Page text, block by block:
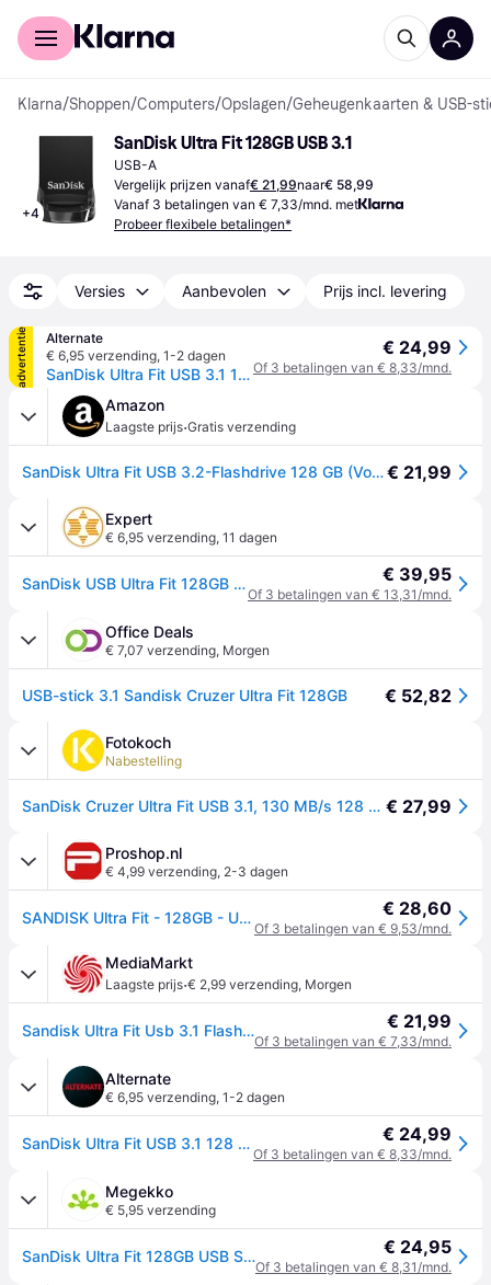
Voor shoppers
Klarna/Shoppen/Computers/Opslagen/Geheugenkaarten & USB-
+4
SanDisk Ultra Fit 128GB USB 3.1
USB-A
Vergelijk prijzen vanaf€ 21,99naar€ 58,99
Vanaf 3 betalingen van € 7,33/mnd. met
Probeer flexibele betalingen*
Versies Aanbevolen Prijs incl. levering
advertentie
Alternate
€ 6,95 verzending, 1-2 dagen
SanDisk Ultra Fit USB 3.1 128 GB usb-stick
€ 24,99
Of 3 betalingen van € 8,33/mnd.
Amazon
Laagste prijs·Gratis verzending
SanDisk Ultra Fit USB 3.2-Flashdrive 128 GB (Voor Laptops, Tablets, Tv's, Gameconsoles, Autogeluidssystemen En Meer, Plug-And-Stay, Leessnelheid Van 400 MB/s, RescuePRO Deluxe, SecureAcess Software)€ 21,99
Expert
€ 6,95 verzending, 11 dagen
SanDisk USB Ultra Fit 128GB 130MB/s - USB 3.1 USB-sticks Zwart € 39,95
Of 3 betalingen van € 13,31/mnd.
Office Deals
€ 7,07 verzending, Morgen
USB-stick 3.1 Sandisk Cruzer Ultra Fit 128GB € 52,82
Fotokoch
Nabestelling
SanDisk Cruzer Ultra Fit USB 3.1, 130 MB/s 128 GB € 27,99
Proshop.nl
€ 4,99 verzending, 2-3 dagen
SANDISK Ultra Fit - 128GB - USB-stick € 28,60
Of 3 betalingen van € 9,53/mnd.
MediaMarkt
Laagste prijs·€ 2,99 verzending, Morgen
Sandisk Ultra Fit Usb 3.1 Flash Drive 128 Gb € 21,99
Of 3 betalingen van € 7,33/mnd.
Alternate
€ 6,95 verzending, 1-2 dagen
SanDisk Ultra Fit USB 3.1 128 GB usb-stick € 24,99
Of 3 betalingen van € 8,33/mnd.
Megekko
€ 5,95 verzending
SanDisk Ultra Fit 128GB USB Stick € 24,95
Of 3 betalingen van € 8,31/mnd.